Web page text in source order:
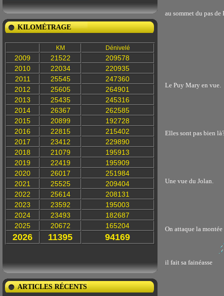
KILOMÉTRAGE
KM Dénivelé
2009 21522
209578
2010
22034
220935
2011
25545
247360
2012
25605
264901
2013
25435
245316
2014
26367
262585
2015
20899
192728
2016
22815
215402
2017
23412
229890
2018
21079
195913
2019
22419
195909
2020
26017
251984
2021
25525
209404
2022
25614
208131
2023
23592
195003
2024
23493
182687
2025
20672 165204
2026 11395 94169
ARTICLES RÉCENTS
au sommet du pas
Le Puy Mary en vue.
Elles sont pas bien
Une vue du Jolan.
On attaque la
il fait sa fainéasse